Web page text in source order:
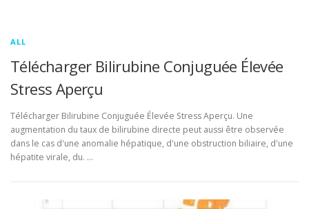
ALL
Télécharger Bilirubine Conjuguée Élevée
Stress Aperçu
Télécharger Bilirubine Conjuguée Élevée Stress Aperçu. Une
augmentation du taux de bilirubine directe peut aussi être observée
dans le cas d'une anomalie hépatique, d'une obstruction biliaire, d'une
hépatite virale, du. …